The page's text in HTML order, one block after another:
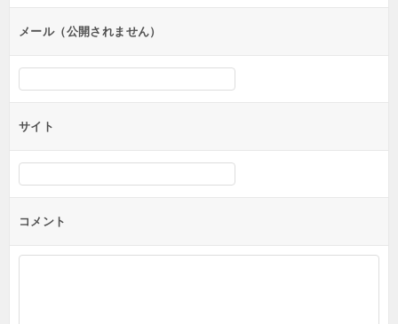
メール（公開されません）
サイト
コメント